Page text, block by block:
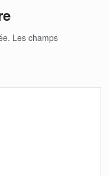
Les champs